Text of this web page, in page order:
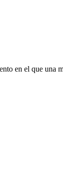
en el que